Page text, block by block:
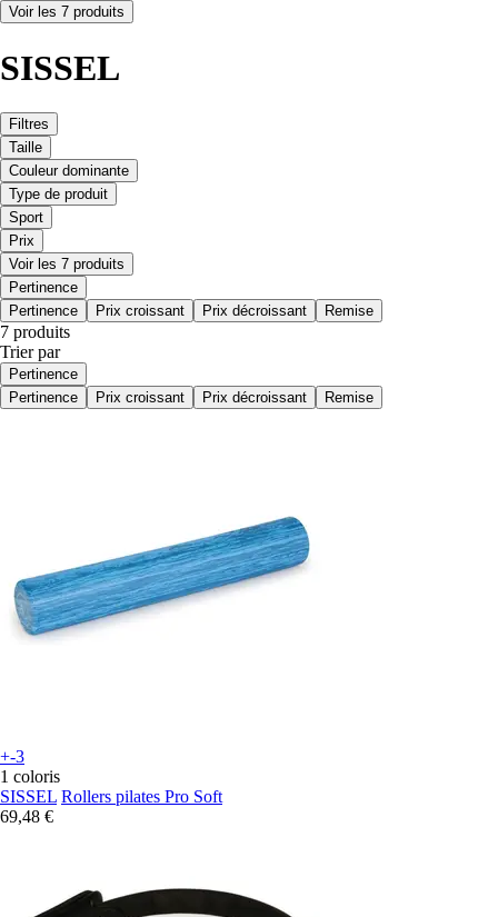
Voir les 7 produits
SISSEL
Filtres
Taille
Couleur dominante
Type de produit
Sport
Prix
Voir les 7 produits
Pertinence
Pertinence
Prix croissant Prix décroissant Remise
7 produits
Trier par
Pertinence
Pertinence
Prix croissant Prix décroissant Remise
+-3
1 coloris
SISSEL Rollers pilates Pro Soft
69,48 €